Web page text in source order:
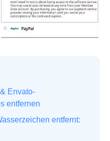
Envato-
entfernen
entfernt: